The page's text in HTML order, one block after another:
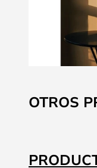
al
comienzo
galería
OTROS